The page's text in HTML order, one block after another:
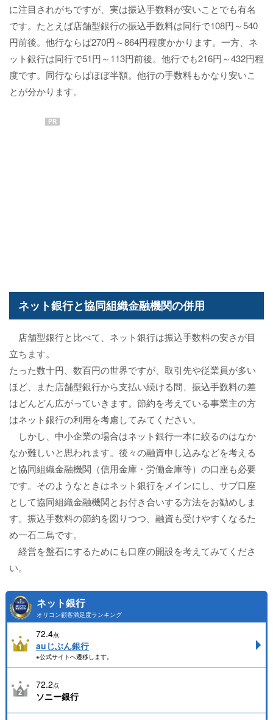
に注目されがちですが、実は振込手数料が安いことでも有名
です。たとえば店舗型銀行の振込手数料は同行で108円～540
円前後。他行ならば270円～864円程度かかります。一方、ネ
ット銀行は同行で51円～113円前後。他行でも216円～432円程
度です。同行ならばほぼ半額。他行の手数料もかなり安いこ
とが分かります。
PR
ネット銀行と協同組織金融機関の併用
店舗型銀行と比べて、ネット銀行は振込手数料の安さが目
立ちます。
たった数十円、数百円の世界ですが、取引先や従業員が多い
ほど、また店舗型銀行から支払い続ける間、振込手数料の差
はどんどん広がっていきます。節約を考えている事業主の方
はネット銀行の利用を考慮してみてください。
しかし、中小企業の場合はネット銀行一本に絞るのはなか
なか難しいと思われます。後々の融資申し込みなどを考える
と協同組織金融機関（信用金庫・労働金庫等）の口座も必要
です。そのようなときはネット銀行をメインにし、サブ口座
として協同組織金融機関とお付き合いする方法をお勧めしま
す。振込手数料の節約を図りつつ、融資も受けやすくなるた
め一石二鳥です。
経営を盤石にするためにも口座の開設を考えてみてくださ
い。
ネット銀行
オリコン顧客満足度ランキング
72.4点
auじぶん銀行
※公式サイトへ遷移します。
72.2点
ソニー銀行